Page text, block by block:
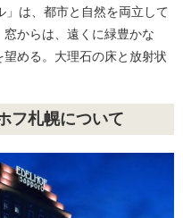
は、都市と自然を両立して
からは、遠くに緑豊かな
める。大理石の床と放射状
フ札幌について